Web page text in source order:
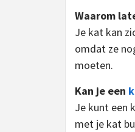
Waarom
Je kat kan
omdat ze
moeten.
Kan je een
Je kunt een
met je kat